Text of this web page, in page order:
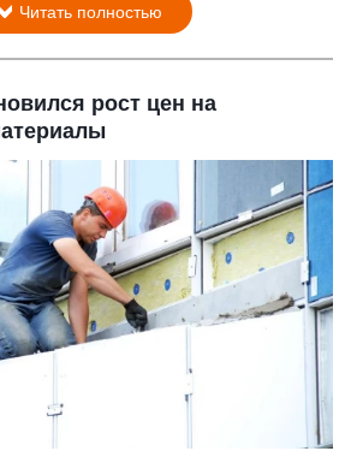
Читать полностью
рост цен на